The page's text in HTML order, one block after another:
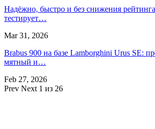
Надёжно, быстро и без снижения
тестирует…
Mar 31, 2026
Brabus 900 на базе Lamborghini Urus SE:
мятный и…
Feb 27, 2026
Prev Next 1 из 26